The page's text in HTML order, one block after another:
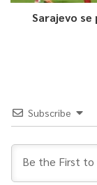
Sarajevo
Subscribe